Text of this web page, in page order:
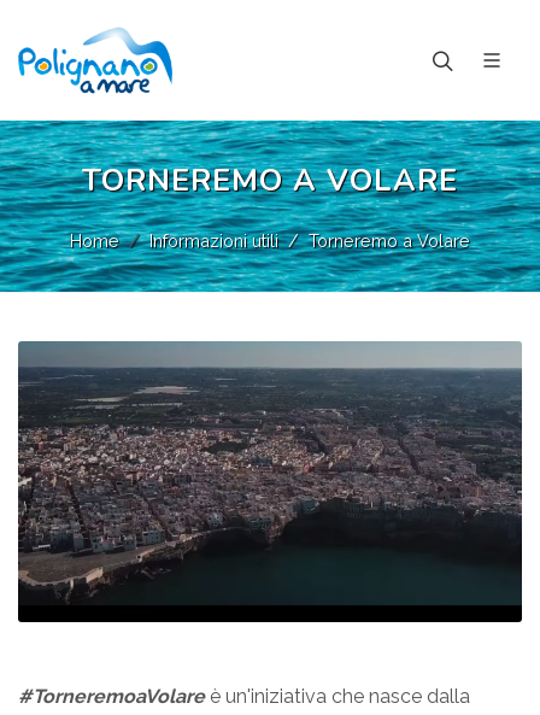
TORNEREMO A VOLARE
Home Informazioni utili Torneremo a Volare
#TorneremoaVolare è un'iniziativa che nasce dalla